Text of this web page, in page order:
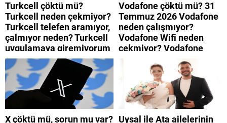
Turkcell çöktü mü?
Turkcell neden çekmiyor?
Turkcell telefen aramıyor,
çalmıyor neden? Turkcell
uygulamaya giremiyorum
neden? Turkcell internet
neden yavaş?
Vodafone çöktü mü? 31
Temmuz 2026 Vodafone
neden çalışmıyor?
Vodafone Wifi neden
çekmiyor? Vodafone
mobil uygulamaya neden
giremiyorum?
X çöktü mü, sorun mu var? Uysal ile Ata ailelerinin